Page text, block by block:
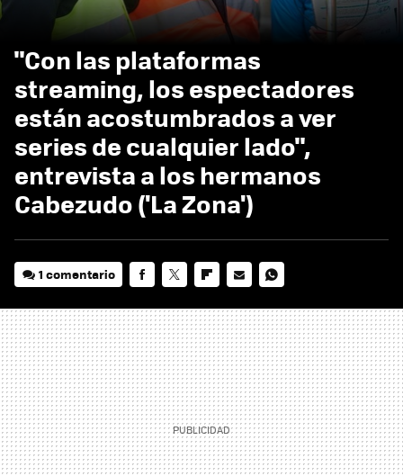
"Con las plataformas
streaming, los espectadores
están acostumbrados a ver
series de cualquier lado",
entrevista a los hermanos
Cabezudo ('La Zona')
1 comentario
MAIL